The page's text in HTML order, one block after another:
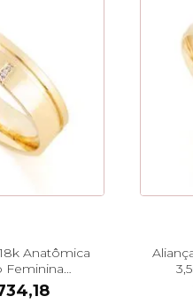
Anatômica
Feminina